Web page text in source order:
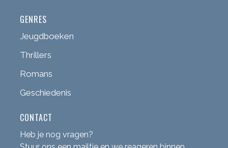
GENRES
Jeugdboeken
Thrillers
Romans
Geschiedenis
CONTACT
Heb je nog vragen?